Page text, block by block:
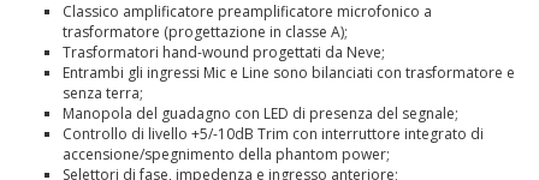
Classico amplificatore preamplificatore microfonico a
trasformatore (progettazione in classe A);
Trasformatori hand-wound progettati da Neve;
Entrambi gli ingressi Mic e Line sono bilanciati con trasformatore e
senza terra;
Manopola del guadagno con LED di presenza del segnale;
Controllo di livello +5/-10dB Trim con interruttore integrato di
accensione/spegnimento della phantom power;
Selettori di fase, impedenza e ingresso anteriore;